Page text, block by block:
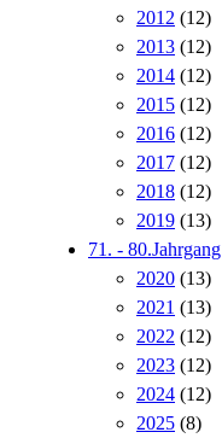
2012 (12)
2013 (12)
2014 (12)
2015 (12)
2016 (12)
2017 (12)
2018 (12)
2019 (13)
71. - 80.Jahrgang
2020 (13)
2021 (13)
2022 (12)
2023 (12)
2024 (12)
2025 (8)